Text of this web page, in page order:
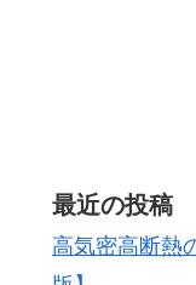
最近の投稿
高気密高断熱